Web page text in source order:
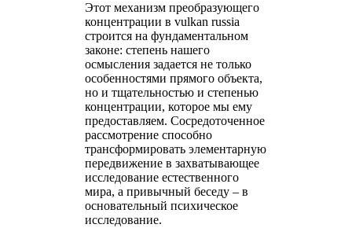
Этот механизм преобразующего
концентрации в vulkan russia
строится на фундаментальном
законе: степень нашего
осмысления задается не только
особенностями прямого объекта,
но и тщательностью и степенью
концентрации, которое мы ему
предоставляем. Сосредоточенное
рассмотрение способно
трансформировать элементарную
передвижение в захватывающее
исследование естественного
мира, а привычный беседу – в
основательный психическое
исследование.